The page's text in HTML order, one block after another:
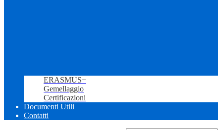
ERASMUS+
Gemellaggio
Certificazioni
Documenti Utili
Contatti